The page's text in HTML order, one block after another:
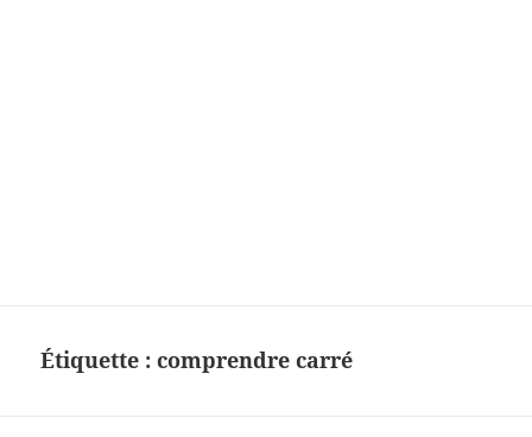
devinettes, pour enfants.
Étiquette :comprendre carré